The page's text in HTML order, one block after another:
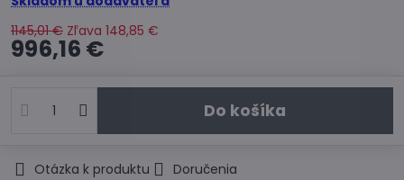
1145,01 € Zľava 148,85 €
996,16 €
Do košíka
Otázka k produktu Doručenia